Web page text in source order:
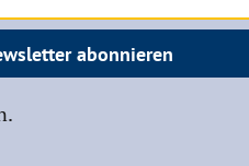
abonnieren